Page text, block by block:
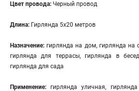
Цвет провода: Черный провод
Длина: Гирлянда 5х20 метров
Назначение: гирлянда на дом, гирлянда на
гирлянда для террасы, гирлянда в
гирлянда для сада
Применение: гирлянда уличная,